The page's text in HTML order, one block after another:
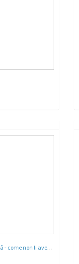
Virtual Tour nei Musei Civici di Veneziaâ - come non li avete mai visti!